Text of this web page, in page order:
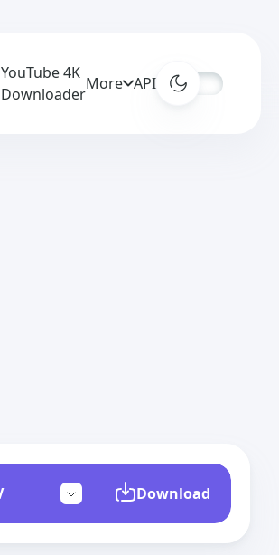
YouTube 4K
Downloader
More APIs
Download